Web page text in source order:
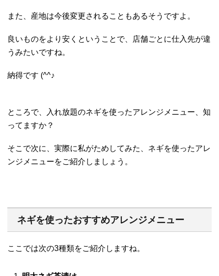
また、産地は今後変更されることもあるそうですよ。
良いものをより安くということで、店舗ごとに仕入先が違
うみたいですね。
納得です (^^♪
ところで、入れ放題のネギを使ったアレンジメニュー、知
ってますか？
そこで次に、実際に私がためしてみた、ネギを使ったアレ
ンジメニューをご紹介しましょう。
ネギを使ったおすすめアレンジメニュー
ここでは次の3種類をご紹介しますね。